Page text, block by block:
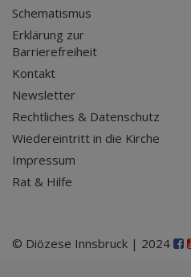
Schematismus
Erklärung zur
Barrierefreiheit
Kontakt
Newsletter
Rechtliches & Datenschutz
Wiedereintritt in die Kirche
Impressum
Rat & Hilfe
© Diözese Innsbruck | 2024